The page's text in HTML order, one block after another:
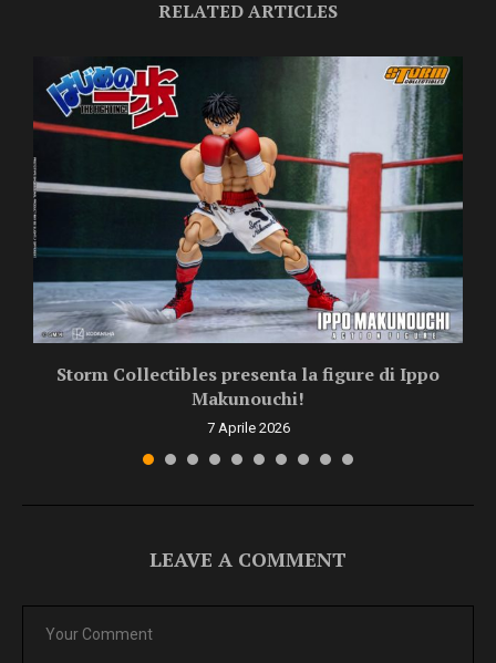
RELATED ARTICLES
Storm Collectibles presenta la figure di Ippo
Makunouchi!
7 Aprile 2026
LEAVE A COMMENT